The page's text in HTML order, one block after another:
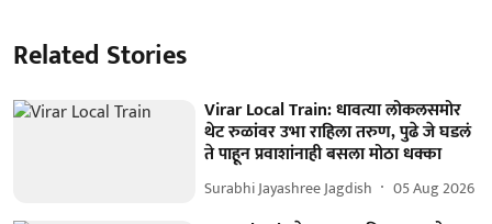
Related Stories
Virar Local Train: धावत्या लोकलसमोर
थेट रुळांवर उभा राहिला तरुण, पुढे जे घडलं
ते पाहून प्रवाशांनाही बसला मोठा धक्का
Surabhi Jayashree Jagdish 05 Aug 2026